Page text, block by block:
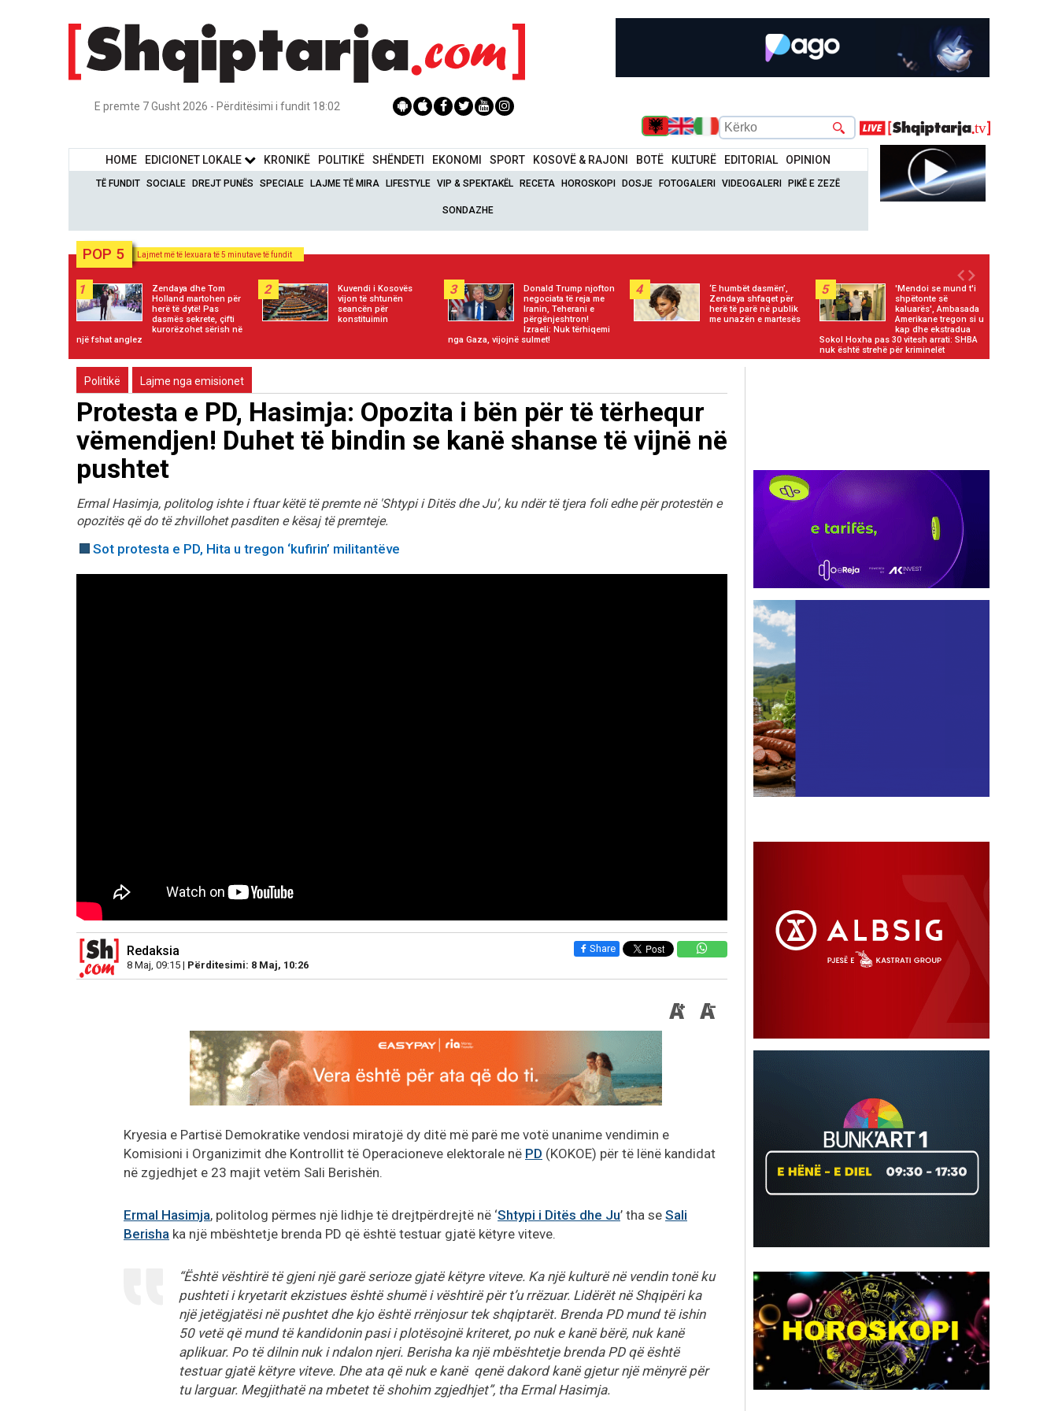
E premte 7 Gusht 2026 - Përditësimi i fundit 18:02
HOME EDICIONET LOKALE KRONIKË POLITIKË SHËNDETI EKONOMI SPORT KOSOVË & RAJONI BOTË KULTURË EDITORIAL OPINION
TË FUNDIT SOCIALE DREJT PUNËS SPECIALE LAJME TË MIRA LIFESTYLE VIP & SPEKTAKËL RECETA HOROSKOPI DOSJE FOTOGALERI VIDEOGALERI PIKË E ZEZË
SONDAZHE
POP 5 Lajmet më të lexuara të 5 minutave të fundit
1
Zendaya dhe Tom
Holland martohen për
herë të dytë! Pas
dasmës sekrete, çifti
kurorëzohet sërish në
një fshat anglez
2
Kuvendi i Kosovës
vijon të shtunën
seancën për
konstituimin
3
Donald Trump njofton
negociata të reja me
Iranin, Teherani e
përgënjeshtron!
Izraeli: Nuk tërhiqemi
nga Gaza, vijojnë sulmet!
4
‘E humbët dasmën’,
Zendaya shfaqet për
herë të parë në publik
me unazën e martesës
5
'Mendoi se mund t'i
shpëtonte së
kaluarës', Ambasada
Amerikane tregon si u
kap dhe ekstradua
Sokol Hoxha pas 30 vitesh arrati: SHBA
nuk është strehë për kriminelët
Politikë Lajme nga emisionet
Protesta e PD, Hasimja: Opozita i bën për të tërhequr
vëmendjen! Duhet të bindin se kanë shanse të vijnë në
pushtet
Ermal Hasimja, politolog ishte i ftuar këtë të premte në 'Shtypi i Ditës dhe Ju', ku ndër të tjera foli edhe për protestën e
opozitës që do të zhvillohet pasditen e kësaj të premteje.
Sot protesta e PD, Hita u tregon ‘kufirin’ militantëve
Redaksia
8 Maj, 09:15 | Përditesimi: 8 Maj, 10:26
Share
Kryesia e Partisë Demokratike vendosi miratojë dy ditë më parë me votë unanime vendimin e
Komisioni i Organizimit dhe Kontrollit të Operacioneve elektorale në PD (KOKOE) për të lënë kandidat
në zgjedhjet e 23 majit vetëm Sali Berishën.
Ermal Hasimja, politolog përmes një lidhje të drejtpërdrejtë në ‘Shtypi i Ditës dhe Ju’ tha se Sali
Berisha ka një mbështetje brenda PD që është testuar gjatë këtyre viteve.
“Është vështirë të gjeni një garë serioze gjatë këtyre viteve. Ka një kulturë në vendin tonë ku
pushteti i kryetarit ekzistues është shumë i vështirë për t’u rrëzuar. Lidërët në Shqipëri ka
një jetëgjatësi në pushtet dhe kjo është rrënjosur tek shqiptarët. Brenda PD mund të ishin
50 vetë që mund të kandidonin pasi i plotësojnë kriteret, po nuk e kanë bërë, nuk kanë
aplikuar. Po të dilnin nuk i ndalon njeri. Berisha ka një mbështetje brenda PD që është
testuar gjatë këtyre viteve. Dhe ata që nuk e kanë qenë dakord kanë gjetur një mënyrë për
tu larguar. Megjithatë na mbetet të shohim zgjedhjet”, tha Ermal Hasimja.